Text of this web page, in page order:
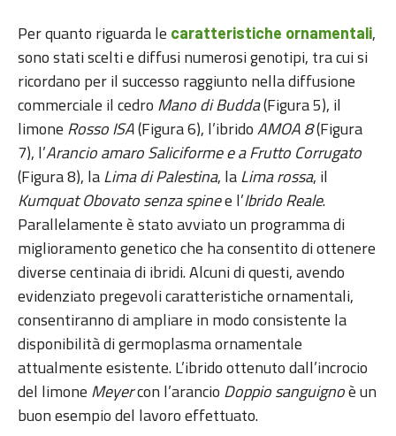
Per quanto riguarda le caratteristiche ornamentali,
sono stati scelti e diffusi numerosi genotipi, tra cui si
ricordano per il successo raggiunto nella diffusione
commerciale il cedro Mano di Budda(Figura 5), il
limone Rosso ISA(Figura 6), l’ibridoAMOA 8(Figura
7), l’Arancio amaro Saliciforme e a Frutto Corrugato
(Figura 8), laLima di Palestina, laLima rossa, il
Kumquat Obovato senza spinee l’Ibrido Reale.
Parallelamente è stato avviato un programma di
miglioramento genetico che ha consentito di ottenere
diverse centinaia di ibridi. Alcuni di questi, avendo
evidenziato pregevoli caratteristiche ornamentali,
consentiranno di ampliare in modo consistente la
disponibilità di germoplasma ornamentale
attualmente esistente. L’ibrido ottenuto dall’incrocio
del limone Meyercon l’arancio Doppio sanguignoè un
buon esempio del lavoro effettuato.